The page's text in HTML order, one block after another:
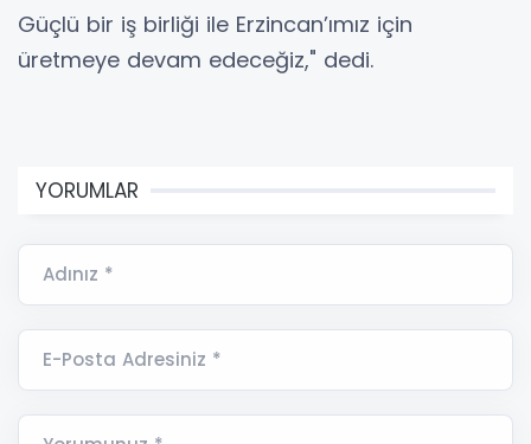
Güçlü bir iş birliği ile Erzincan’ımız için
üretmeye devam edeceğiz," dedi.
YORUMLAR
Adınız *
E-Posta Adresiniz *